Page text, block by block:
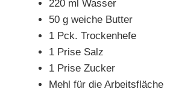
220 ml Wasser
50 g weiche Butter
1 Pck. Trockenhefe
1 Prise Salz
1 Prise Zucker
Mehl für die Arbeitsfläche